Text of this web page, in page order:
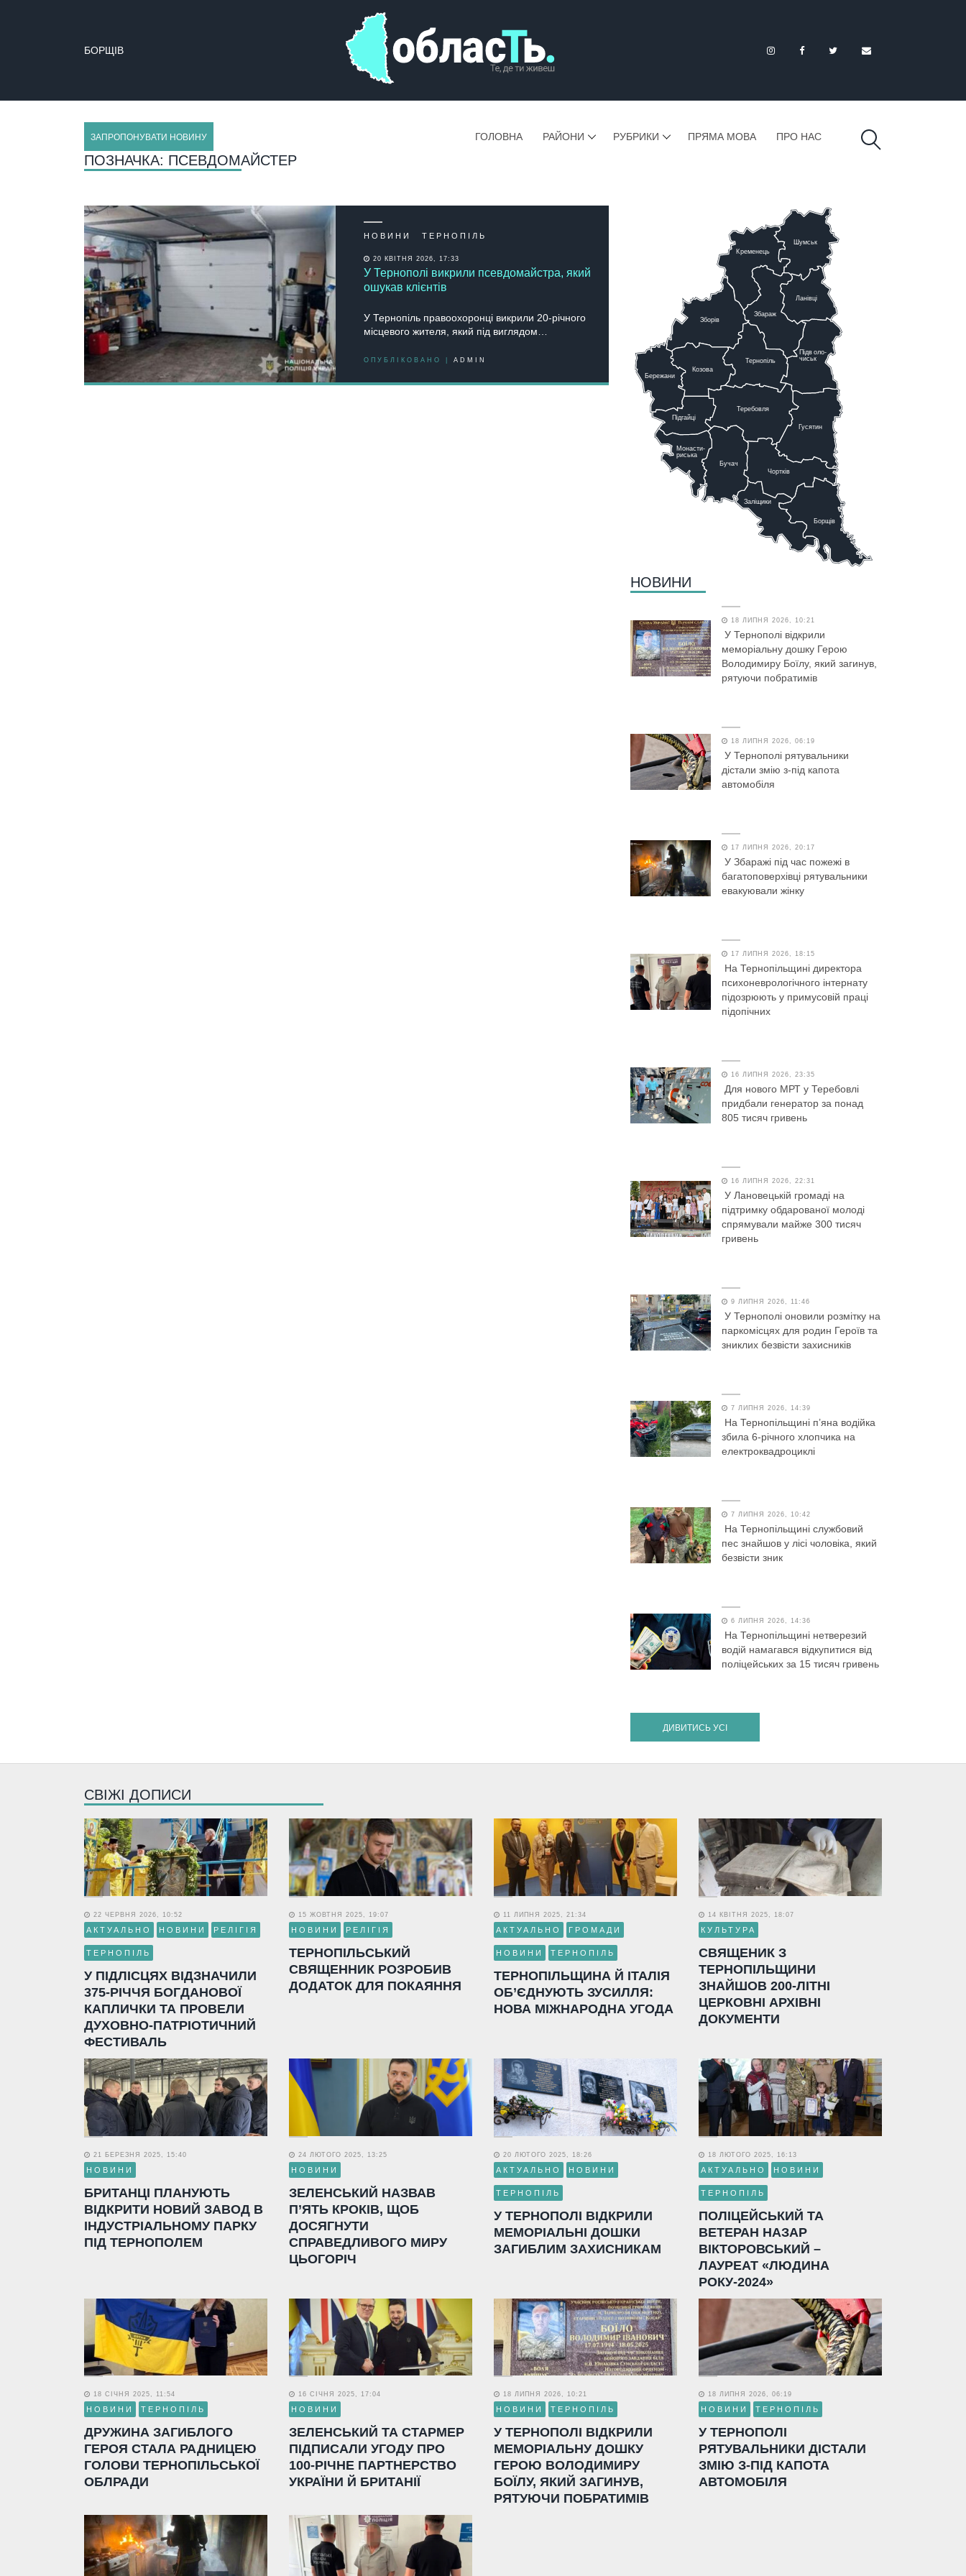
БОРЩІВ
ЗАПРОПОНУВАТИ НОВИНУ ГОЛОВНА РАЙОНИ РУБРИКИ ПРЯМА МОВА ПРО НАС
ПОЗНАЧКА: ПСЕВДОМАЙСТЕР
НОВИНИ ТЕРНОПІЛЬ
20 КВІТНЯ 2026, 17:33
У Тернополі викрили псевдомайстра, який
ошукав клієнтів
У Тернопіль правоохоронці викрили 20-річного
місцевого жителя, який під виглядом…
ОПУБЛІКОВАНО | ADMIN Тернопіль
Теребовля
Бучач
Заліщики
Борщів
Чортків
Гусятин
Підволо-
чиськ
Ланівці
Збараж
Шумськ
Кременець
Козова
Бережани
Підгайці
Зборів
Монасти-
риська
НОВИНИ
18 ЛИПНЯ 2026, 10:21
У Тернополі відкрили
меморіальну дошку Герою
Володимиру Боїлу, який загинув,
рятуючи побратимів
18 ЛИПНЯ 2026, 06:19
У Тернополі рятувальники
дістали змію з-під капота
автомобіля
17 ЛИПНЯ 2026, 20:17
У Збаражі під час пожежі в
багатоповерхівці рятувальники
евакуювали жінку
17 ЛИПНЯ 2026, 18:15
На Тернопільщині директора
психоневрологічного інтернату
підозрюють у примусовій праці
підопічних
16 ЛИПНЯ 2026, 23:35
Для нового МРТ у Теребовлі
придбали генератор за понад
805 тисяч гривень
16 ЛИПНЯ 2026, 22:31
У Лановецькій громаді на
підтримку обдарованої молоді
спрямували майже 300 тисяч
гривень
9 ЛИПНЯ 2026, 11:46
У Тернополі оновили розмітку на
паркомісцях для родин Героїв та
зниклих безвісти захисників
7 ЛИПНЯ 2026, 14:39
На Тернопільщині п’яна водійка
збила 6-річного хлопчика на
електроквадроциклі
7 ЛИПНЯ 2026, 10:42
На Тернопільщині службовий
пес знайшов у лісі чоловіка, який
безвісти зник
6 ЛИПНЯ 2026, 14:36
На Тернопільщині нетверезий
водій намагався відкупитися від
поліцейських за 15 тисяч гривень
ДИВИТИСЬ УСІ
СВІЖІ ДОПИСИ
22 ЧЕРВНЯ 2026, 10:52
АКТУАЛЬНО НОВИНИ РЕЛІГІЯ
ТЕРНОПІЛЬ
У ПІДЛІСЦЯХ ВІДЗНАЧИЛИ
375-РІЧЧЯ БОГДАНОВОЇ
КАПЛИЧКИ ТА ПРОВЕЛИ
ДУХОВНО-ПАТРІОТИЧНИЙ
ФЕСТИВАЛЬ
15 ЖОВТНЯ 2025, 19:07
НОВИНИ РЕЛІГІЯ
ТЕРНОПІЛЬСЬКИЙ
СВЯЩЕННИК РОЗРОБИВ
ДОДАТОК ДЛЯ ПОКАЯННЯ
11 ЛИПНЯ 2025, 21:34
АКТУАЛЬНО ГРОМАДИ
НОВИНИ ТЕРНОПІЛЬ
ТЕРНОПІЛЬЩИНА Й ІТАЛІЯ
ОБ’ЄДНУЮТЬ ЗУСИЛЛЯ:
НОВА МІЖНАРОДНА УГОДА
14 КВІТНЯ 2025, 18:07
КУЛЬТУРА
СВЯЩЕНИК З
ТЕРНОПІЛЬЩИНИ
ЗНАЙШОВ 200-ЛІТНІ
ЦЕРКОВНІ АРХІВНІ
ДОКУМЕНТИ
21 БЕРЕЗНЯ 2025, 15:40
НОВИНИ
БРИТАНЦІ ПЛАНУЮТЬ
ВІДКРИТИ НОВИЙ ЗАВОД В
ІНДУСТРІАЛЬНОМУ ПАРКУ
ПІД ТЕРНОПОЛЕМ
24 ЛЮТОГО 2025, 13:25
НОВИНИ
ЗЕЛЕНСЬКИЙ НАЗВАВ
П’ЯТЬ КРОКІВ, ЩОБ
ДОСЯГНУТИ
СПРАВЕДЛИВОГО МИРУ
ЦЬОГОРІЧ
20 ЛЮТОГО 2025, 18:26
АКТУАЛЬНО НОВИНИ
ТЕРНОПІЛЬ
У ТЕРНОПОЛІ ВІДКРИЛИ
МЕМОРІАЛЬНІ ДОШКИ
ЗАГИБЛИМ ЗАХИСНИКАМ
18 ЛЮТОГО 2025, 16:13
АКТУАЛЬНО НОВИНИ
ТЕРНОПІЛЬ
ПОЛІЦЕЙСЬКИЙ ТА
ВЕТЕРАН НАЗАР
ВІКТОРОВСЬКИЙ –
ЛАУРЕАТ «ЛЮДИНА
РОКУ-2024»
18 СІЧНЯ 2025, 11:54
НОВИНИ ТЕРНОПІЛЬ
ДРУЖИНА ЗАГИБЛОГО
ГЕРОЯ СТАЛА РАДНИЦЕЮ
ГОЛОВИ ТЕРНОПІЛЬСЬКОЇ
ОБЛРАДИ
16 СІЧНЯ 2025, 17:04
НОВИНИ
ЗЕЛЕНСЬКИЙ ТА СТАРМЕР
ПІДПИСАЛИ УГОДУ ПРО
100-РІЧНЕ ПАРТНЕРСТВО
УКРАЇНИ Й БРИТАНІЇ
18 ЛИПНЯ 2026, 10:21
НОВИНИ ТЕРНОПІЛЬ
У ТЕРНОПОЛІ ВІДКРИЛИ
МЕМОРІАЛЬНУ ДОШКУ
ГЕРОЮ ВОЛОДИМИРУ
БОЇЛУ, ЯКИЙ ЗАГИНУВ,
РЯТУЮЧИ ПОБРАТИМІВ
18 ЛИПНЯ 2026, 06:19
НОВИНИ ТЕРНОПІЛЬ
У ТЕРНОПОЛІ
РЯТУВАЛЬНИКИ ДІСТАЛИ
ЗМІЮ З-ПІД КАПОТА
АВТОМОБІЛЯ